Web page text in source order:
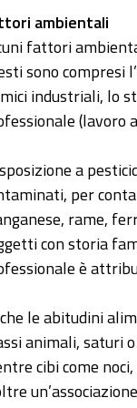
ambientali
fattori
sono compresi
industriali, lo
(lavoro
a
per
rame,
con storia
è
le abitudini
animali, saturi
cibi come